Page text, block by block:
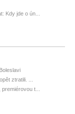
Kdy jde o ún...
ztratili. ...
t...